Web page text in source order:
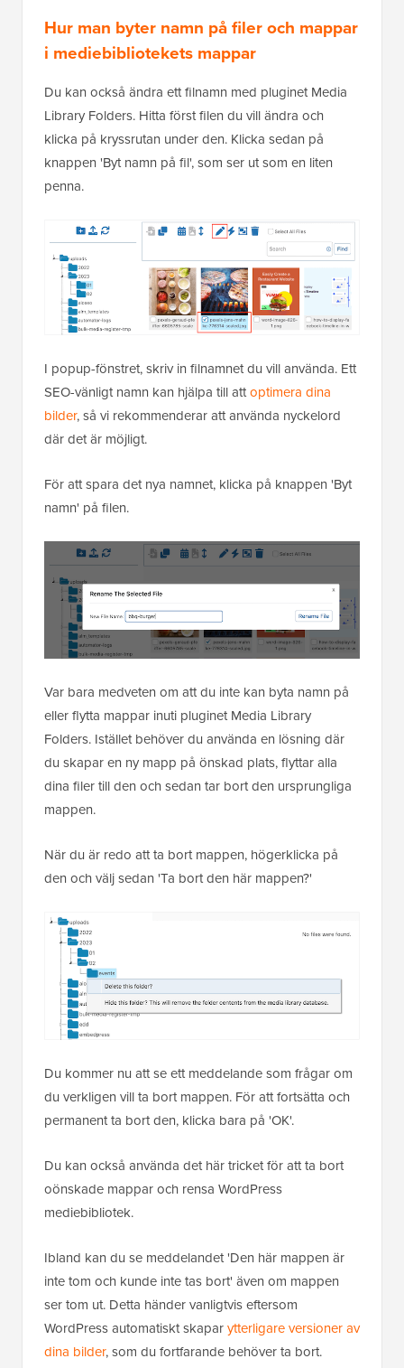
Hur man byter namn på filer och mappar
i mediebibliotekets mappar
Du kan också ändra ett filnamn med pluginet Media
Library Folders. Hitta först filen du vill ändra och
klicka på kryssrutan under den. Klicka sedan på
knappen 'Byt namn på fil', som ser ut som en liten
penna.
I popup-fönstret, skriv in filnamnet du vill använda. Ett
SEO-vänligt namn kan hjälpa till attoptimera dina
bilder, så vi rekommenderar att använda nyckelord
där det är möjligt.
För att spara det nya namnet, klicka på knappen 'Byt
namn' på filen.
Var bara medveten om att du inte kan byta namn på
eller flytta mappar inuti pluginet Media Library
Folders. Istället behöver du använda en lösning där
du skapar en ny mapp på önskad plats, flyttar alla
dina filer till den och sedan tar bort den ursprungliga
mappen.
När du är redo att ta bort mappen, högerklicka på
den och välj sedan 'Ta bort den här mappen?'
Du kommer nu att se ett meddelande som frågar om
du verkligen vill ta bort mappen. För att fortsätta och
permanent ta bort den, klicka bara på 'OK'.
Du kan också använda det här tricket för att ta bort
oönskade mappar och rensa WordPress
mediebibliotek.
Ibland kan du se meddelandet 'Den här mappen är
inte tom och kunde inte tas bort' även om mappen
ser tom ut. Detta händer vanligtvis eftersom
WordPress automatiskt skaparytterligare versioner av
dina bilder, som du fortfarande behöver ta bort.